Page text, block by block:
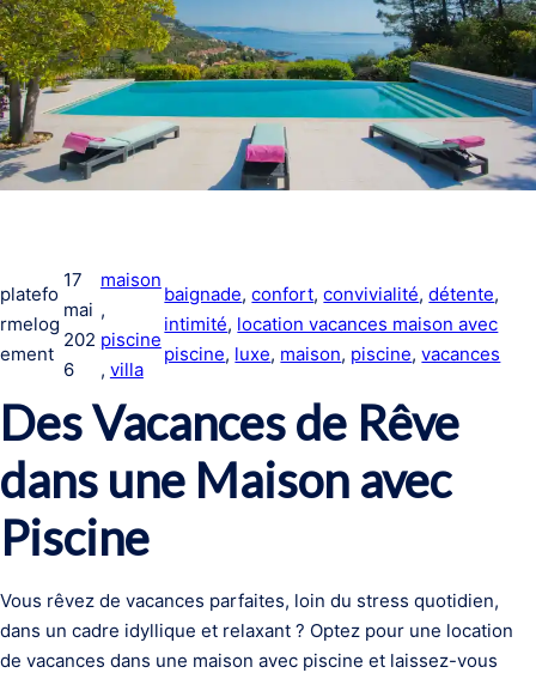
platefo
rmelog
ement
17
mai
202
6
maison
piscine
, villa
baignade, confort, convivialité, détente
intimité, location vacances maison avec
piscine, luxe, maison, piscine, vacances
Des Vacances de Rêve
dans une Maison avec
Piscine
Vous rêvez de vacances parfaites, loin du stress quotidien,
dans un cadre idyllique et relaxant ? Optez pour une location
de vacances dans une maison avec piscine et laissez-vous